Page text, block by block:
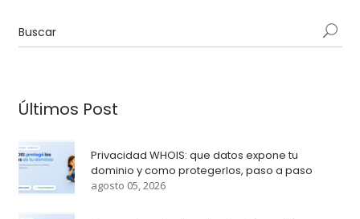
Últimos Post
Privacidad WHOIS: que datos expone tu
dominio y como protegerlos, paso a paso
agosto 05, 2026